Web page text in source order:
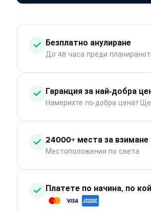
Безплатно анулиране
До 48 часа преди
Гаранция за най-добра
Намерихте по-добра цена?
24000+ места за взимане
Местоположения по света
Платете по начина, по